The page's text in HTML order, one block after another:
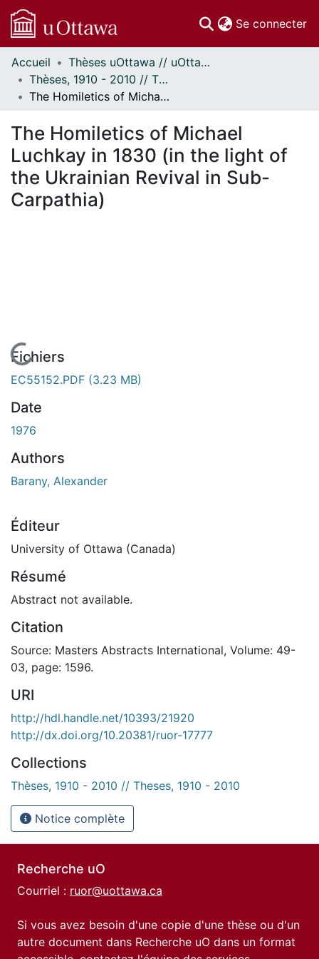
Se connecter
Communautés
et collections
Parcourir
À propos
Accueil
Thèses uOttawa // uOttawa Theses
Thèses, 1910 - 2010 // Theses, 1910 - 2010
The Homiletics of Michael Luchkay in 1830 (in the light of the Ukrainian Revival in Sub-Carpathia)
The Homiletics of Michael
Luchkay in 1830 (in the light of
the Ukrainian Revival in Sub-
Carpathia)
En cours de chargement...
Fichiers
EC55152.PDF (3.23 MB)
Date
1976
Authors
Barany, Alexander
Éditeur
University of Ottawa (Canada)
Résumé
Abstract not available.
Citation
Source: Masters Abstracts International, Volume: 49-
03, page: 1596.
URI
http://hdl.handle.net/10393/21920
http://dx.doi.org/10.20381/ruor-17777
Collections
Thèses, 1910 - 2010 // Theses, 1910 - 2010
Notice complète
Recherche uO
Courriel : ruor@uottawa.ca
Si vous avez besoin d'une copie d'une thèse ou d'un
autre document dans Recherche uO dans un format